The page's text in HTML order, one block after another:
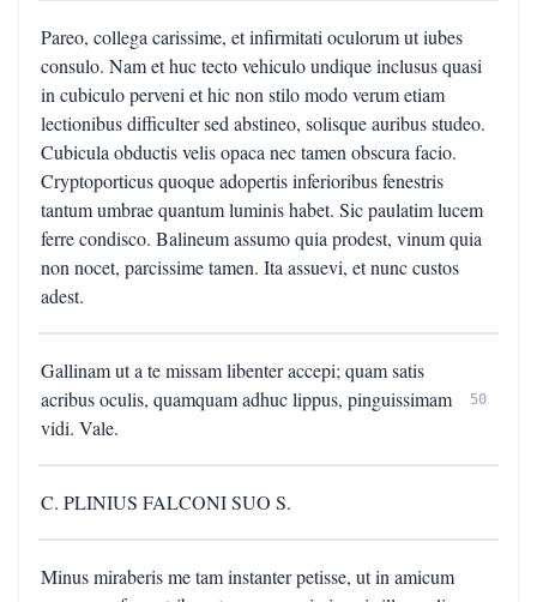
Pareo, collega carissime, et infirmitati oculorum ut iubes
consulo. Nam et huc tecto vehiculo undique inclusus quasi
in cubiculo perveni et hic non stilo modo verum etiam
lectionibus difficulter sed abstineo, solisque auribus studeo.
Cubicula obductis velis opaca nec tamen obscura facio.
Cryptoporticus quoque adopertis inferioribus fenestris
tantum umbrae quantum luminis habet. Sic paulatim lucem
ferre condisco. Balineum assumo quia prodest, vinum quia
non nocet, parcissime tamen. Ita assuevi, et nunc custos
adest.
Gallinam ut a te missam libenter accepi; quam satis
acribus oculis, quamquam adhuc lippus, pinguissimam
vidi. Vale.
50
C. PLINIUS FALCONI SUO S.
Minus miraberis me tam instanter petisse, ut in amicum